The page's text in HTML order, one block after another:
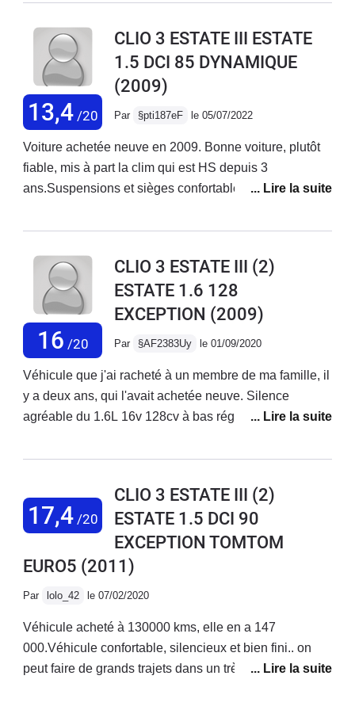
13,4/20
CLIO 3 ESTATE III ESTATE
1.5 DCI 85 DYNAMIQUE
(2009)
Par §pti187eF le 05/07/2022
Voiture achetée neuve en 2009. Bonne voiture, plutôt
fiable, mis à part la clim qui est HS depuis 3
ans.Suspensions et sièges confortables. Moteur
polyvalente pour envisager les grands trajets sur
ressentir : - revêtement des commodos qui se décolle-
support de pare-soleil qui se déboîte- faux-cuir du
volant qui s’effrite
16 /20
CLIO 3 ESTATE III (2)
ESTATE 1.6 128
EXCEPTION (2009)
Par §AF2383Uy le 01/09/2020
Véhicule que j'ai racheté à un membre de ma famille, il
y a deux ans, qui l'avait achetée neuve. Silence
agréable du 1.6L 16v 128cv à bas régimes, tenue de
même sur de longs trajets, volumes de l'habitacle et du
j'avoue que j'ai le pieds un peu lourd, on peut
descendre aux alentours de 6.5L/100km mais attention
à l'encrassement. Boîte de vitesses remplacée à 37
000km, il a fallu se battre avec RENAULT pour qu'ils
valable pour que cela ne soit pas pris en compte !). Il
faudra vous armer de patience pour faire l'entretien
vous même, l'accès au filtre à huile et aux bougies, par
exemple, est un vrai défi. Je ne vous parle même pas
17,4/20
CLIO 3 ESTATE III (2)
ESTATE 1.5 DCI 90
EXCEPTION TOMTOM
EURO5 (2011)
Par lolo_42 le 07/02/2020
Véhicule acheté à 130000 kms, elle en a 147
000.Véhicule confortable, silencieux et bien fini.. on
peut faire de grands trajets dans un très bon confort et